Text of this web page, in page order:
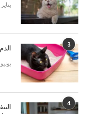
يناير 12, 2020
3
يونيو 13, 2020
4